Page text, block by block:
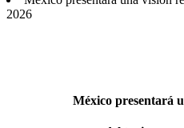
2026
México presentará